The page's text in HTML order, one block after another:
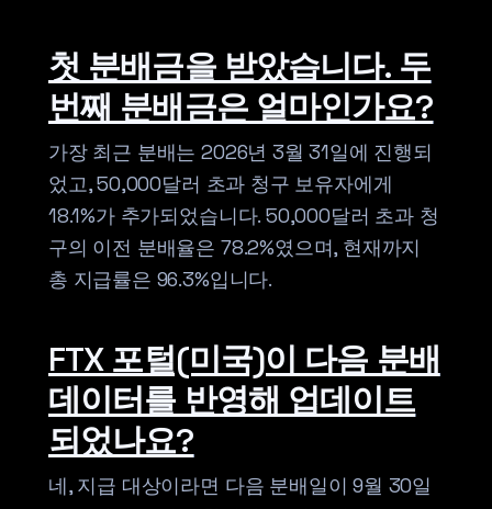
첫 분배금을 받았습니다. 두
번째 분배금은 얼마인가요?
가장 최근 분배는 2026년 3월 31일에 진행되
었고, 50,000달러 초과 청구 보유자에게
18.1%가 추가되었습니다. 50,000달러 초과 청
구의 이전 분배율은 78.2%였으며, 현재까지
총 지급률은 96.3%입니다.
FTX 포털(미국)이 다음 분배
데이터를 반영해 업데이트
되었나요?
네, 지급 대상이라면 다음 분배일이 9월 30일